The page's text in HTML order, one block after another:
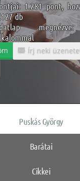
1.281 pont,
db
Írj neki
Puskás György
Barátai
Cikkei